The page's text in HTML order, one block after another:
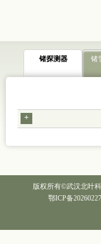
锗探测器 锗
+
版权所有©武汉北叶
鄂ICP备